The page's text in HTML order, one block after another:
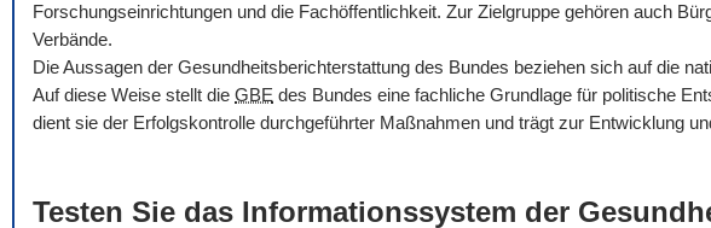
Forschungseinrichtungen und die Fachöffentlichkeit. Zur Zielgruppe gehören auch
Verbände.
Die Aussagen der Gesundheitsberichterstattung des Bundes beziehen sich auf die
Auf diese Weise stellt die GBE des Bundes eine fachliche Grundlage für politische
dient sie der Erfolgskontrolle durchgeführter Maßnahmen und trägt zur Entwicklung
Testen Sie das Informationssystem der